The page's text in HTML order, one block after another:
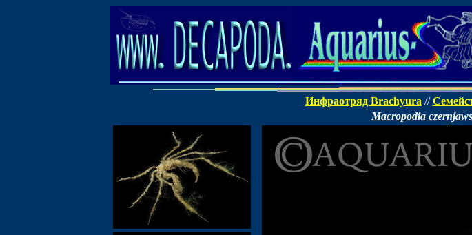
Инфраотряд Brachyura //
Macropodia